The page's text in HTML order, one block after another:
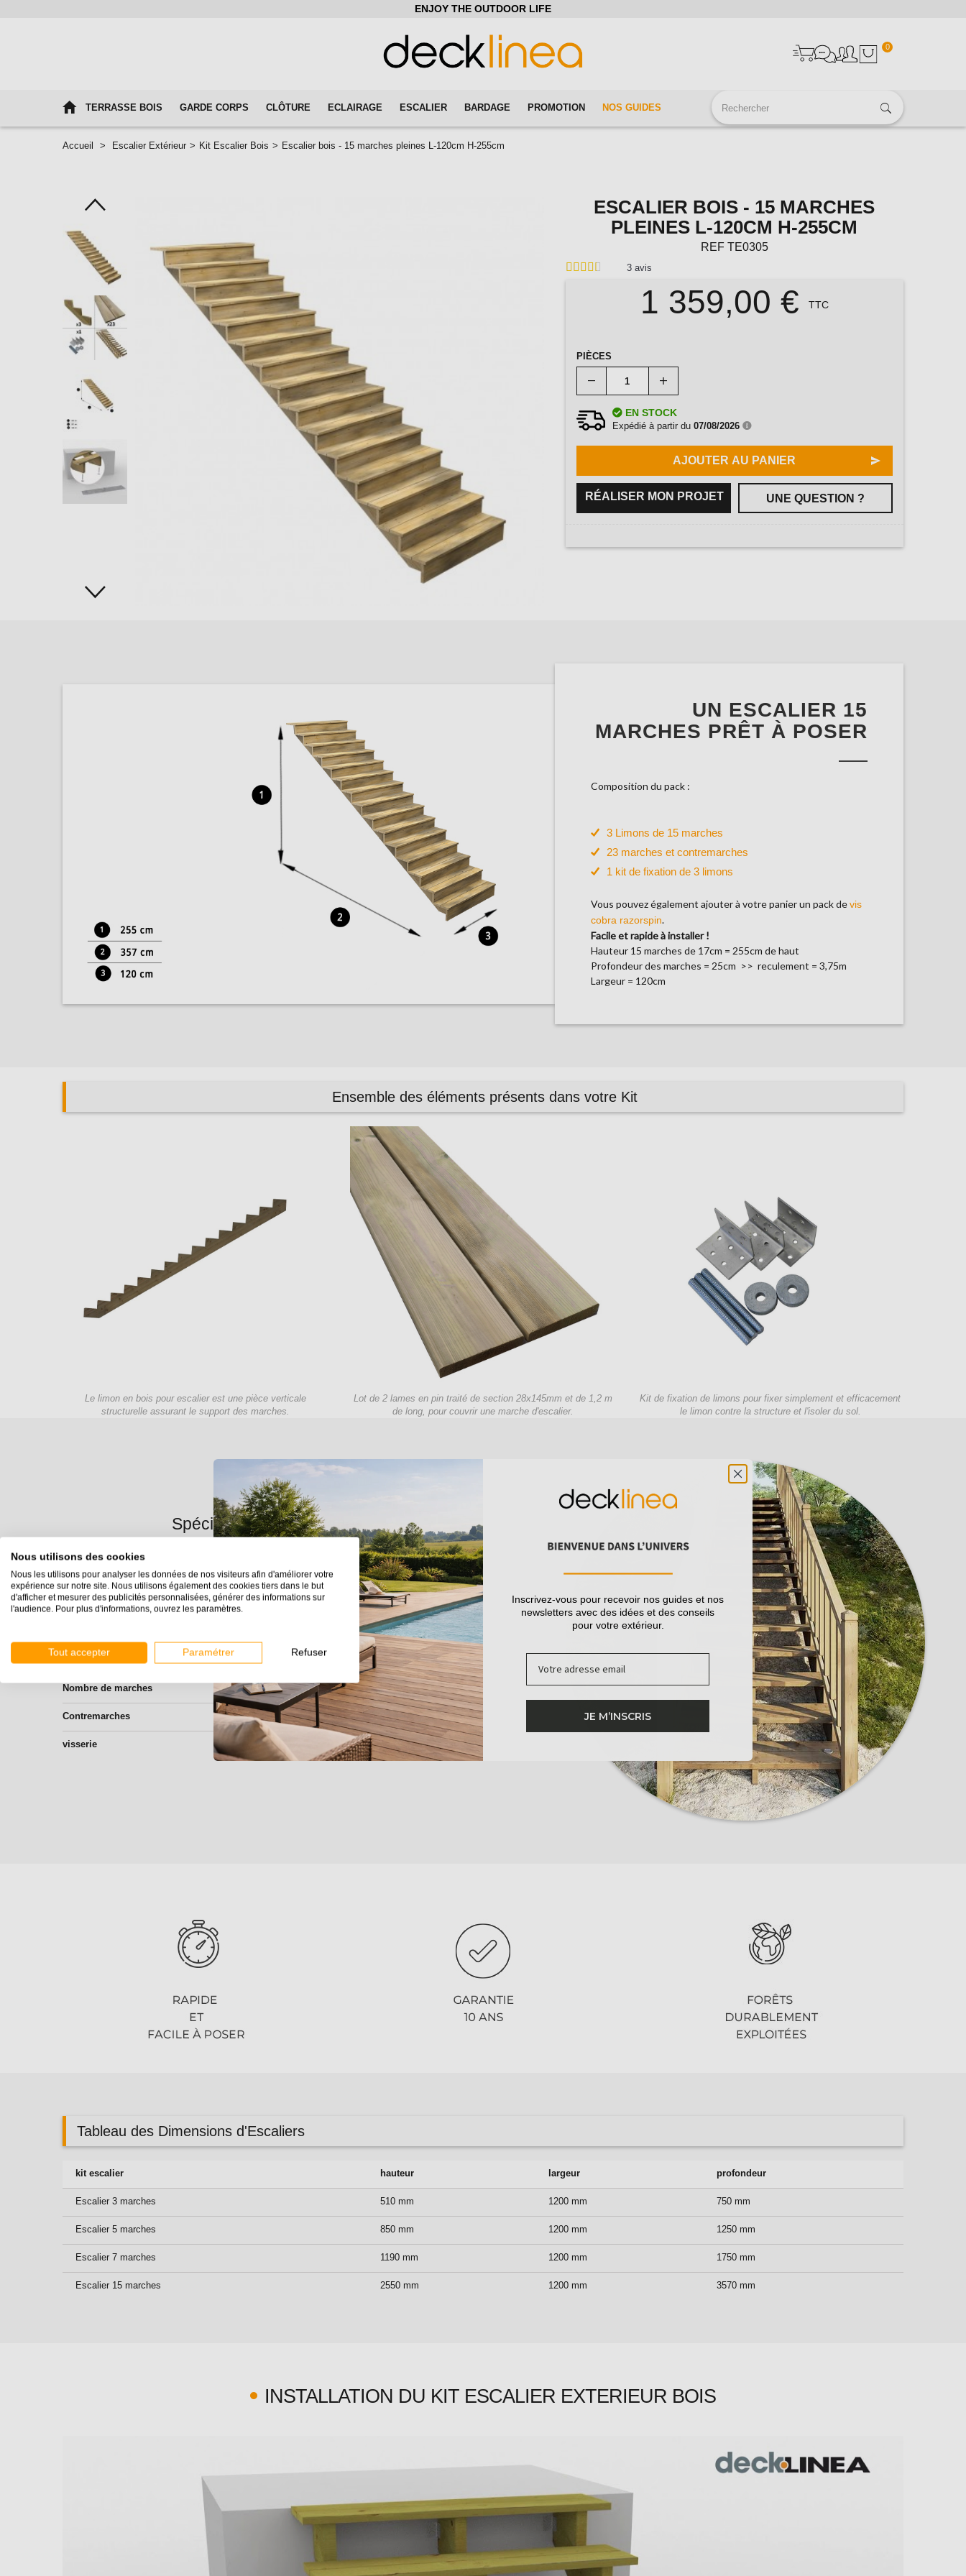
ENJOY THE OUTDOOR LIFE
0
TERRASSE BOIS GARDE CORPS CLÔTURE ECLAIRAGE ESCALIER BARDAGE PROMOTION NOS GUIDES
Accueil > Escalier Extérieur > Kit Escalier Bois > Escalier bois - 15 marches pleines L-120cm H-255cm
ESCALIER BOIS - 15 MARCHES
PLEINES L-120CM H-255CM
REF TE0305
3 avis
1 359,00 € TTC
PIÈCES
EN STOCK
Expédié à partir du 07/08/2026
AJOUTER AU PANIER
RÉALISER MON PROJET UNE QUESTION ?
UN ESCALIER 15
MARCHES PRÊT À POSER
Composition du pack :
3 Limons de 15 marches
23 marches et contremarches
1 kit de fixation de 3 limons
Vous pouvez également ajouter à votre panier un pack devis
cobra razorspin.
Facile et rapide à installer !
Hauteur 15 marches de 17cm = 255cm de haut
Profondeur des marches = 25cm >> reculement = 3,75m
Largeur = 120cm
Ensemble des éléments présents dans votre Kit
Le limon en bois pour escalier est une pièce verticale
structurelle assurant le support des marches.
Lot de 2 lames en pin traité de section 28x145mm et de 1,2 m
de long, pour couvrir une marche d'escalier.
Kit de fixation de limons pour fixer simplement et efficacement
le limon contre la structure et l'isoler du sol.
Spécifications Techniques
Matière Pin du Nord
Profondeur (mm)
Largeur (cm)
Nombre de marches 15
Contremarches Oui
visserie incluse
Tableau des Dimensions d'Escaliers
kit escalier hauteur largeur profondeur
Escalier 3 marches 510 mm 1200 mm 750 mm
Escalier 5 marches 850 mm 1200 mm 1250 mm
Escalier 7 marches 1190 mm 1200 mm 1750 mm
Escalier 15 marches 2550 mm 1200 mm 3570 mm
INSTALLATION DU KIT ESCALIER EXTERIEUR BOIS
Nous utilisons des cookies
Nous les utilisons pour analyser les données de nos visiteurs afin d'améliorer votre
expérience sur notre site. Nous utilisons également des cookies tiers dans le but
d'afficher et mesurer des publicités personnalisées, générer des informations sur
l'audience. Pour plus d'informations, ouvrez les paramètres.
Tout accepter Paramétrer Refuser
Inscrivez-vous pour recevoir nos guides et nos
newsletters avec des idées et des conseils
pour votre extérieur.
JE M’INSCRIS